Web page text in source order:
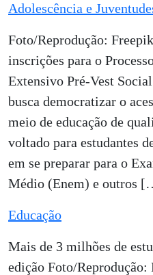
Adolescência e
Foto/Reprodução:
inscrições para o
Extensivo Pré-Vest
busca democratizar o
meio de educação de
voltado para estudantes
em se preparar para o
Médio (Enem) e outros
Educação
Mais de 3 milhões de
edição Foto/